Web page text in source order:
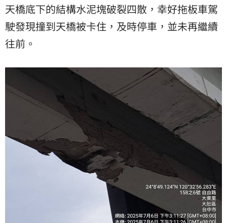
天橋底下的結構水泥塊破裂四散，幸好拖板車駕
駛發現撞到天橋被卡住，及時停車，並未再繼續
往前。